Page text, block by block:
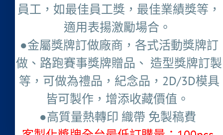
員工，如最佳員工獎，最佳業績獎等，
適用表揚激勵場合。
●金屬獎牌訂做廠商，各式活動獎牌訂
做、路跑賽事獎牌贈品、 造型獎牌訂製
等，可做為禮品，紀念品，2D/3D模具
皆可製作，增添收藏價值。
●高質量熱轉印 織帶 免製稿費